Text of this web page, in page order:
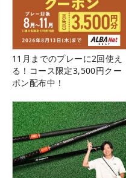
11月までのプレーに2回使え
る！コース限定3,500円クー
ポン配布中！